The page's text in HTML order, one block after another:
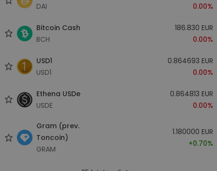
DAI
0.00%
Bitcoin Cash
BCH
186.830 EUR
0.00%
USD1
USD1
0.864693 EUR
0.00%
Ethena USDe
USDE
0.864813 EUR
0.00%
Gram (prev.
Toncoin)
GRAM
1.180000 EUR
+0.70%